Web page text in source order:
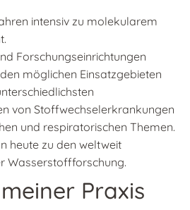
intensiv zu molekularem
Forschungseinrichtungen
möglichen Einsatzgebieten
von Stoffwechselerkrankungen
und respiratorischen Themen.
heute zu den weltweit
Wasserstoffforschung.
Praxis